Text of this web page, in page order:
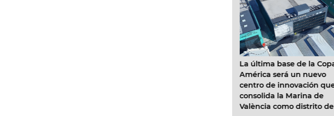
La última base de la Copa
América será un nuevo
centro de innovación que
consolida la Marina de
València como distrito de
València
un
más de 200
el eclipse solar